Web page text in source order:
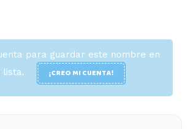
para guardar este nombre en
lista.
¡CREO MI CUENTA!